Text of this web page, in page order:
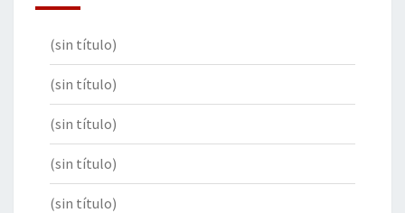
(sin título)
(sin título)
(sin título)
(sin título)
(sin título)